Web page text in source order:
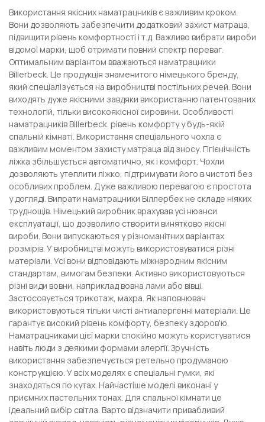
Використання якісних наматрацників є важливим кроком.
Вони дозволяють забезпечити додатковий захист матраца,
підвищити рівень комфортності і т.д. Важливо вибрати вироби
відомої марки, щоб отримати повний спектр переваг.
Оптимальним варіантом вважаються наматрацники
Billerbeck. Це продукція знаменитого німецького бренду,
який спеціалізується на виробництві постільних речей. Вони
виходять дуже якісними завдяки використанню патентованих
технологій, тільки високоякісної сировини. Особливості
наматрацників Billerbeck. рівень комфорту у будь-якій
спальній кімнаті. Використання спеціального чохла є
важливим моментом захисту матраца від зносу. Гігієнічність
ліжка збільшується автоматично, як і комфорт. Чохли
дозволяють утеплити ліжко, підтримувати його в чистоті без
особливих проблем. Дуже важливою перевагою є простота
у догляді. Випрати наматрацники Біллербек не складе ніяких
труднощів. Німецький виробник врахував усі нюанси
експлуатації, що дозволило створити винятково якісні
вироби. Вони випускаються у різноманітних варіантах
розмірів. У виробництві можуть використовуватися різні
матеріали. Усі вони відповідають міжнародним якісним
стандартам, вимогам безпеки. Активно використовуються
різні види вовни, наприклад вовна лами або вівці.
Застосовується трикотаж, махра. Як наповнювач
використовуються тільки чисті антиалергенні матеріали. Це
гарантує високий рівень комфорту, безпеку здоров'ю.
Наматрацниками цієї марки спокійно можуть користуватися
навіть люди з деякими формами алергії. Зручність
використання забезпечується ретельно продуманою
конструкцією. У всіх моделях є спеціальні гумки, які
знаходяться по кутах. Найчастіше моделі виконані у
приємних пастельних тонах. Для спальної кімнати це
ідеальний вибір світла. Варто відзначити привабливий